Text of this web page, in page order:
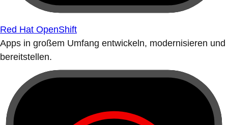
Red Hat OpenShift
Apps in großem Umfang entwickeln, modernisieren und
bereitstellen.